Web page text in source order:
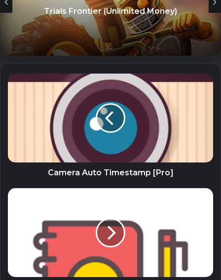
iToolab WatsGo (Unlocked) – Chuyển
WhatsApp giữa Android và iPhone
26 July, 2023
Sử dụng lời nhắc để việc cần làm có thể được gửi vào đúng
thời điểm và với các thông báo có thể hành động, bạn
không cần phải mở ứng dụng, chỉ cần đánh dấu một nhiệm
vụ là đã hoàn thành hoặc báo lại để xem sau.
Có tiếng nói của bạn
Tasks được thiết kế đẹp mắt, đơn giản để sử dụng. Ứng
dụng này đang tích cực phát triển với các yêu cầu / đề xuất
muốn định hình tương lai của Tasks, chỉ cần cung cấp cho
Download v3.10.2
Trials Frontier (Unlimited Money)
Camera Auto Timestamp [Pro]